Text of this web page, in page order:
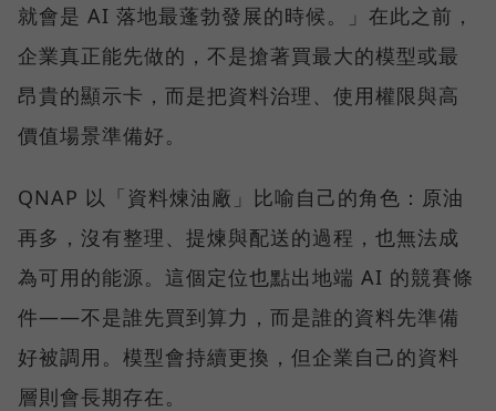
就會是 AI 落地最蓬勃發展的時候。」在此之前，
企業真正能先做的，不是搶著買最大的模型或最
昂貴的顯示卡，而是把資料治理、使用權限與高
價值場景準備好。
QNAP 以「資料煉油廠」比喻自己的角色：原油
再多，沒有整理、提煉與配送的過程，也無法成
為可用的能源。這個定位也點出地端 AI 的競賽條
件——不是誰先買到算力，而是誰的資料先準備
好被調用。模型會持續更換，但企業自己的資料
層則會長期存在。